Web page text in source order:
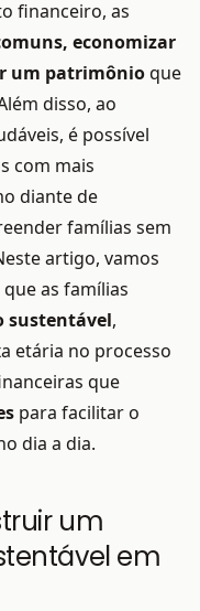
financeiro, as
economizar
um patrimônio que
disso, ao
é possível
com mais
diante de
famílias sem
artigo, vamos
as famílias
sustentável,
etária no processo
que
para facilitar o
dia a dia.
um
em